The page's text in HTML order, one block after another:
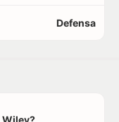
Defensa
Wiley?